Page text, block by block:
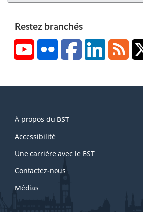
Restez branchés
YouTubeFlickr FacebookLinkedInRSS
this
site
À propos du BST
Accessibilité
Une carrière avec le BST
Contactez-nous
Médias